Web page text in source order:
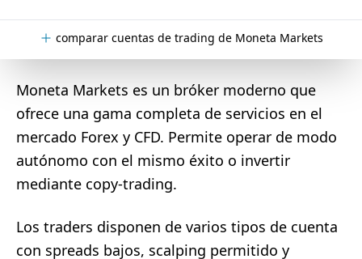
comparar cuentas de trading de Moneta Markets
Moneta Markets es un bróker moderno que
ofrece una gama completa de servicios en el
mercado Forex y CFD. Permite operar de modo
autónomo con el mismo éxito o invertir
mediante copy-trading.
Los traders disponen de varios tipos de cuenta
con spreads bajos, scalping permitido y